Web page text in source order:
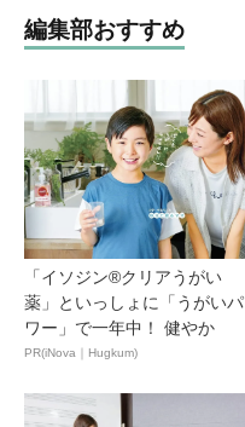
編集部おすすめ
「イソジン®クリアうがい
薬」といっしょに「うがいパ
ワー」で一年中！ 健やか
PR(iNova｜Hugkum)